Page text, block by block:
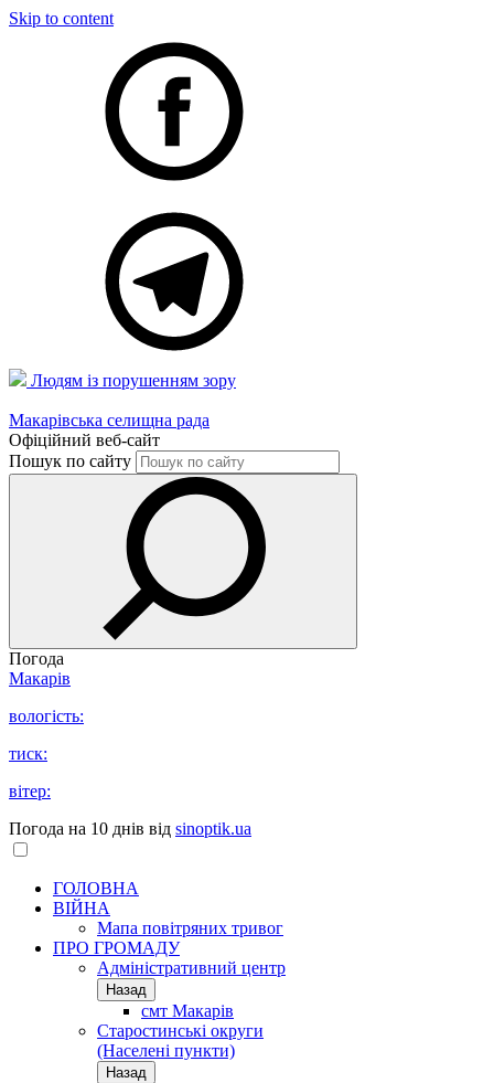
Skip to content
Людям із порушенням зору
Макарівська селищна рада
Офіційний веб-сайт
Пошук по сайту
Погода
Макарів
вологість:
тиск:
вітер:
Погода на 10 днів від sinoptik.ua
ГОЛОВНА
ВІЙНА
Мапа повітряних тривог
ПРО ГРОМАДУ
Aдміністративний центр
Назад
смт Макарів
Старостинські округи
(Населені пункти)
Назад